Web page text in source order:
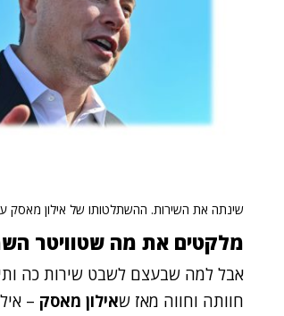
שינתה את השירות. ההשתלטותו של אילון מאסק
מלקטים את מה שטוויטר
אבל למה שבעצם לשבט שירות כה
חוותה וחווה מאז שאילון מאסק –